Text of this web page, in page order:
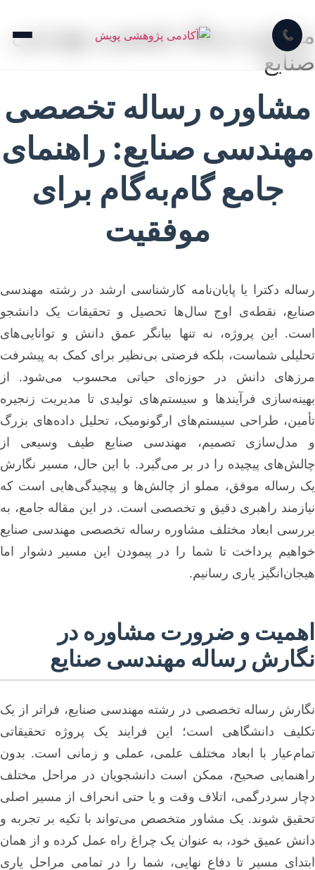
📞
مشاوره رساله تخصصی مهندسی
صنایع
مشاوره رساله تخصصی
مهندسی صنایع: راهنمای
جامع گام‌به‌گام برای
موفقیت
رساله دکترا یا پایان‌نامه کارشناسی ارشد در رشته مهندسی
صنایع، نقطه‌ی اوج سال‌ها تحصیل و تحقیقات یک دانشجو
است. این پروژه، نه تنها بیانگر عمق دانش و توانایی‌های
تحلیلی شماست، بلکه فرصتی بی‌نظیر برای کمک به پیشرفت
مرزهای دانش در حوزه‌ای حیاتی محسوب می‌شود. از
بهینه‌سازی فرآیندها و سیستم‌های تولیدی تا مدیریت زنجیره
تأمین، طراحی سیستم‌های ارگونومیک، تحلیل داده‌های بزرگ
و مدل‌سازی تصمیم، مهندسی صنایع طیف وسیعی از
چالش‌های پیچیده را در بر می‌گیرد. با این حال، مسیر نگارش
یک رساله موفق، مملو از چالش‌ها و پیچیدگی‌هایی است که
نیازمند راهبری دقیق و تخصصی است. در این مقاله جامع، به
بررسی ابعاد مختلف مشاوره رساله تخصصی مهندسی صنایع
خواهیم پرداخت تا شما را در پیمودن این مسیر دشوار اما
هیجان‌انگیز یاری رسانیم.
اهمیت و ضرورت مشاوره در
نگارش رساله مهندسی صنایع
نگارش رساله تخصصی در رشته مهندسی صنایع، فراتر از یک
تکلیف دانشگاهی است؛ این فرایند یک پروژه تحقیقاتی
تمام‌عیار با ابعاد مختلف علمی، عملی و زمانی است. بدون
راهنمایی صحیح، ممکن است دانشجویان در مراحل مختلف
دچار سردرگمی، اتلاف وقت و یا حتی انحراف از مسیر اصلی
تحقیق شوند. یک مشاور متخصص می‌تواند با تکیه بر تجربه و
دانش عمیق خود، به عنوان یک چراغ راه عمل کرده و از همان
ابتدای مسیر تا دفاع نهایی، شما را در تمامی مراحل یاری